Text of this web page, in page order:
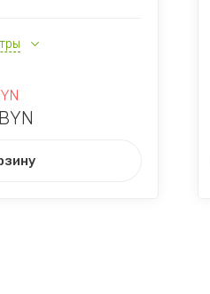
BYN